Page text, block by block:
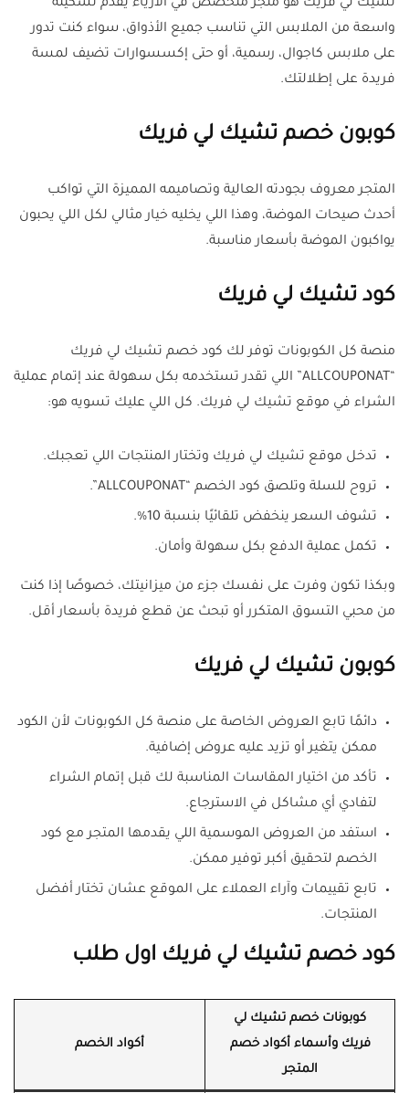
تشيك لي فريك هو متجر متخصص في الأزياء يقدم تشكيلة
واسعة من الملابس التي تناسب جميع الأذواق، سواء كنت تدور
على ملابس كاجوال، رسمية، أو حتى إكسسوارات تضيف لمسة
فريدة على إطلالتك.
كوبون خصم تشيك لي فريك
المتجر معروف بجودته العالية وتصاميمه المميزة التي تواكب
أحدث صيحات الموضة، وهذا اللي يخليه خيار مثالي لكل اللي يحبون
يواكبون الموضة بأسعار مناسبة.
كود تشيك لي فريك
منصة كل الكوبونات توفر لك كود خصم تشيك لي فريك
“ALLCOUPONAT” اللي تقدر تستخدمه بكل سهولة عند إتمام عملية
الشراء في موقع تشيك لي فريك. كل اللي عليك تسويه هو:
تدخل موقع تشيك لي فريك وتختار المنتجات اللي تعجبك.
تروح للسلة وتلصق كود الخصم “ALLCOUPONAT”.
تشوف السعر ينخفض تلقائيًا بنسبة 10%.
تكمل عملية الدفع بكل سهولة وأمان.
وبكذا تكون وفرت على نفسك جزء من ميزانيتك، خصوصًا إذا كنت
من محبي التسوق المتكرر أو تبحث عن قطع فريدة بأسعار أقل.
كوبون تشيك لي فريك
دائمًا تابع العروض الخاصة على منصة كل الكوبونات لأن الكود
ممكن يتغير أو تزيد عليه عروض إضافية.
تأكد من اختيار المقاسات المناسبة لك قبل إتمام الشراء
لتفادي أي مشاكل في الاسترجاع.
استفد من العروض الموسمية اللي يقدمها المتجر مع كود
الخصم لتحقيق أكبر توفير ممكن.
تابع تقييمات وآراء العملاء على الموقع عشان تختار أفضل
المنتجات.
كود خصم تشيك لي فريك اول طلب
كوبونات خصم تشيك لي
فريك وأسماء أكواد خصم
المتجر
أكواد الخصم